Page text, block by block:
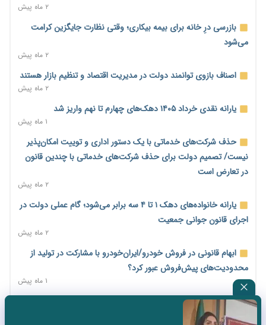
رئیس سازمان امور مالیاتی: بلاگرهای پردرآمد مشمول پرداخت
مالیات هستند
پیش‌بینی افزایش تولید برنج؛ نیاز وارداتی کشور به ۵۰۰ هزار تن
کاهش می‌یابد
۲ روز پیش
اختیارات جدید گمرکات برای تمدید ورود موقت کالا و خودرو تا
پایان شهریور ابلاغ شد
۲ روز پیش
فهرست کالاهای فولادی و فلزات مشمول بازگشت ۱۰۰ درصد ارز
صادراتی ابلاغ شد
۲ روز پیش
مرحله سیزدهم کالابرگ در سایه تورم؛ قدرت خرید یارانه یک‌میلیونی
بیش از پیش آب رفت
۲ روز پیش
۱۴ مرداد؛ اولین «روز ملی کارفرما» در تقویم رسمی ایران/«روز ملی
کارفرما» چگونه به تقویم رسمی کشور رسید؟
۲ ماه پیش
بازرسی درِ خانه برای بیمه بیکاری؛ وقتی نظارت جایگزین کرامت
می‌شود
۲ ماه پیش
اصناف بازوی توانمند دولت در مدیریت اقتصاد و تنظیم بازار هستند
۲ ماه پیش
یارانه نقدی خرداد ۱۴۰۵ دهک‌های چهارم تا نهم واریز شد
۱ ماه پیش
حذف شرکت‌های خدماتی با یک دستور اداری و توییت امکان‌پذیر
نیست/ تصمیم دولت برای حذف شرکت‌های خدماتی با چندین قانون
در تعارض است
۲ ماه پیش
یارانه خانواده‌های دهک ۱ تا ۴ سه برابر می‌شود؛ گام عملی دولت در
اجرای قانون جوانی جمعیت
۲ ماه پیش
ابهام قانونی در فروش خودرو/ایران‌خودرو با مشارکت در تولید از
محدودیت‌های پیش‌فروش عبور کرد؟
۱ ماه پیش
ثبت نادرست عنوان شغلی، کارگر و کارفرما را با جریمه و شکایت
روبه‌رو می‌کند